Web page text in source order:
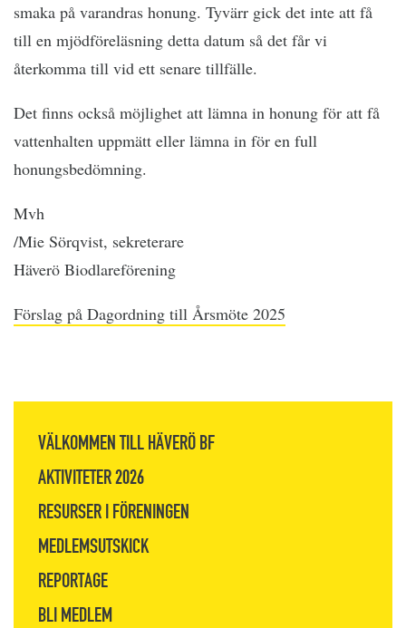
smaka på varandras honung. Tyvärr gick det inte att få
till en mjödföreläsning detta datum så det får vi
återkomma till vid ett senare tillfälle.
Det finns också möjlighet att lämna in honung för att få
vattenhalten uppmätt eller lämna in för en full
honungsbedömning.
Mvh
/Mie Sörqvist, sekreterare
Häverö Biodlareförening
Förslag på Dagordning till Årsmöte 2025
VÄLKOMMEN TILL HÄVERÖ BF
AKTIVITETER 2026
RESURSER I FÖRENINGEN
MEDLEMSUTSKICK
REPORTAGE
BLI MEDLEM